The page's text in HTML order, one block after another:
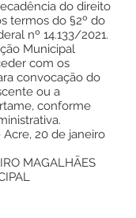
do direito
termos do §2º do
nº 14.133/2021.
Municipal
com os
convocação do
ou a
conforme
20 de janeiro
MAGALHÃES